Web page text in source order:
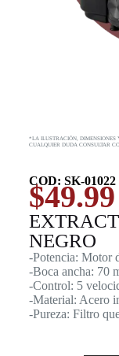
*LA ILUSTRACIÓN, DIMENSIONES
CUALQUIER DUDA CONSULTAR
COD: SK-01022
$49.99
NEGRO
-Potencia: Motor
-Boca ancha: 70
-Control: 5
-Material: Acero
-Pureza: Filtro